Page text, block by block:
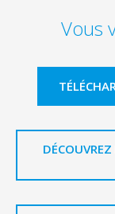
Vous